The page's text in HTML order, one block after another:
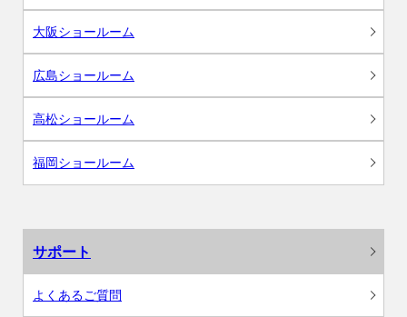
大阪ショールーム
広島ショールーム
高松ショールーム
福岡ショールーム
サポート
よくあるご質問